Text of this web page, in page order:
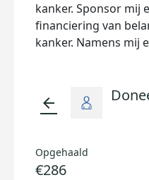
kanker. Sponsor mij
financiering van
kanker. Namens mij
arrow_back
Opgehaald
€286